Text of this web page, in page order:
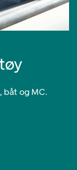
båt og MC.